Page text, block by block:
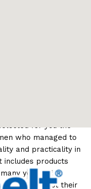
for you the
who managed to
and practicality in
includes products
years of
to doubt their